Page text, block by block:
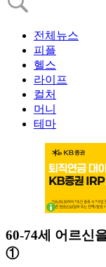
전체뉴스
피플
헬스
라이프
컬처
머니
테마
60-74세 어르신
①